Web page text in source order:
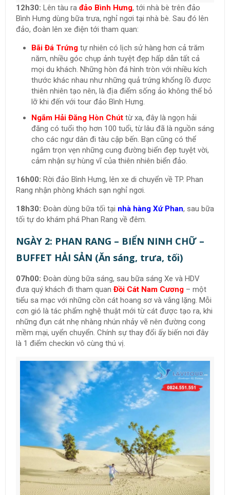
12h30: Lên tàu ra đảo Bình Hưng, tới nhà bè trên đảo
Bình Hưng dùng bữa trưa, nghỉ ngơi tại nhà bè. Sau đó lên
đảo, đoàn lên xe điện tới tham quan:
Bãi Đá Trứng tự nhiên có lịch sử hàng hơn cả trăm
năm, nhiều góc chụp ảnh tuyệt đẹp hấp dẫn tất cả
mọi du khách. Những hòn đá hình tròn với nhiều kích
thước khác nhau như những quả trứng khổng lồ được
thiên nhiên tạo nên, là địa điểm sống ảo không thể bỏ
lỡ khi đến với tour đảo Bình Hưng.
Ngắm Hải Đăng Hòn Chút từ xa, đây là ngọn hải
đăng có tuổi thọ hơn 100 tuổi, từ lâu đã là nguồn sáng
cho các ngư dân đi tàu cập bến. Bạn cũng có thể
ngắm trọn vẹn những cung đường biển đẹp tuyệt vời,
cảm nhận sự hùng vĩ của thiên nhiên biển đảo.
16h00: Rời đảo Bình Hưng, lên xe di chuyển về TP. Phan
Rang nhận phòng khách sạn nghỉ ngơi.
18h30: Đoàn dùng bữa tối tại nhà hàng Xứ Phan, sau bữa
tối tự do khám phá Phan Rang về đêm.
NGÀY 2: PHAN RANG – BIỂN NINH CHỮ –
BUFFET HẢI SẢN (Ăn sáng, trưa, tối)
07h00: Đoàn dùng bữa sáng, sau bữa sáng Xe và HDV
đưa quý khách đi tham quan Đồi Cát Nam Cương – một
tiểu sa mạc với những cồn cát hoang sơ và vắng lặng. Mỗi
cơn gió là tác phẩm nghệ thuật mới từ cát được tạo ra, khi
những đụn cát nhẹ nhàng nhún nhảy vẽ nên đường cong
mềm mại, uyển chuyển. Chính sự thay đổi ấy biến nơi đây
là 1 điểm checkin vô cùng thú vị.